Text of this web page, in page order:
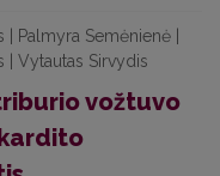
Palmyra Semėnienė |
| Vytautas Sirvydis
vožtuvo